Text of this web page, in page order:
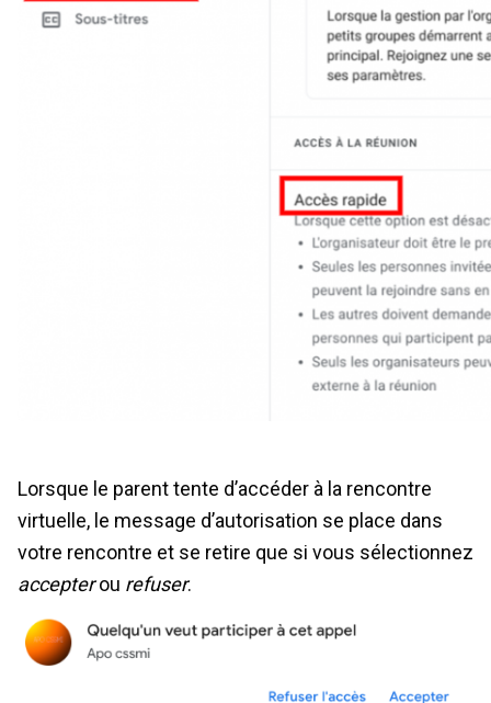
Lorsque le parent tente d’accéder à la rencontre
virtuelle, le message d’autorisation se place dans
votre rencontre et se retire que si vous sélectionnez
accepterou refuser.